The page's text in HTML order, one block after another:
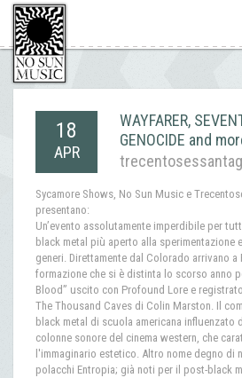
18
APR
WAYFARER,
GENOCIDE and
Sycamore Shows, No Sun Music e
presentano:
Un’evento assolutamente imperdibile per
black metal più aperto alla sperimentazione
generi. Direttamente dal Colorado arrivano a
formazione che si è distinta lo scorso anno
Blood” uscito con Profound Lore e
The Thousand Caves di Colin Marston. Il
black metal di scuola americana influenzato
colonne sonore del cinema western, che
l'immaginario estetico. Altro nome degno di
polacchi Entropia; già noti per il post-black